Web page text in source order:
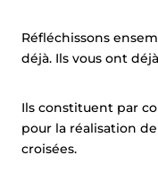
Réfléchissons
déjà. Ils vous ont
Ils constituent par
pour la réalisation
croisées.